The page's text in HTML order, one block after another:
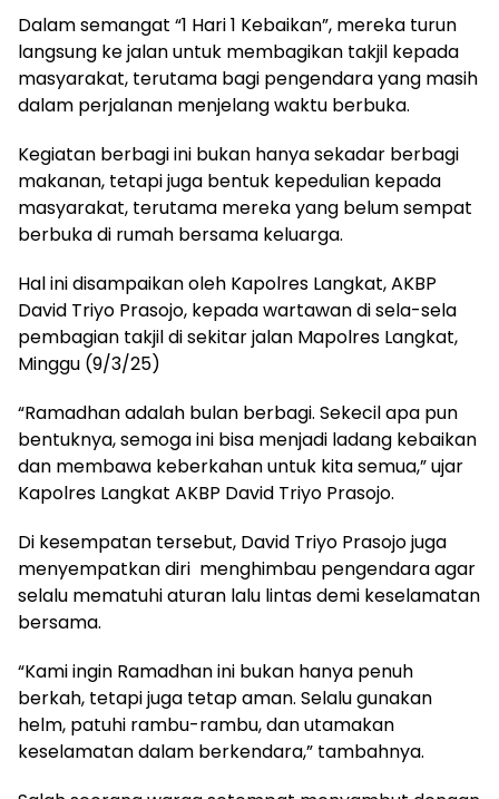
Dalam semangat “1 Hari 1 Kebaikan”, mereka turun
langsung ke jalan untuk membagikan takjil kepada
masyarakat, terutama bagi pengendara yang masih
dalam perjalanan menjelang waktu berbuka.
Kegiatan berbagi ini bukan hanya sekadar berbagi
makanan, tetapi juga bentuk kepedulian kepada
masyarakat, terutama mereka yang belum sempat
berbuka di rumah bersama keluarga.
Hal ini disampaikan oleh Kapolres Langkat, AKBP
David Triyo Prasojo, kepada wartawan di sela-sela
pembagian takjil di sekitar jalan Mapolres Langkat,
Minggu (9/3/25)
“Ramadhan adalah bulan berbagi. Sekecil apa pun
bentuknya, semoga ini bisa menjadi ladang kebaikan
dan membawa keberkahan untuk kita semua,” ujar
Kapolres Langkat AKBP David Triyo Prasojo.
Di kesempatan tersebut, David Triyo Prasojo juga
menyempatkan diri menghimbau pengendara agar
selalu mematuhi aturan lalu lintas demi keselamatan
bersama.
“Kami ingin Ramadhan ini bukan hanya penuh
berkah, tetapi juga tetap aman. Selalu gunakan
helm, patuhi rambu-rambu, dan utamakan
keselamatan dalam berkendara,” tambahnya.